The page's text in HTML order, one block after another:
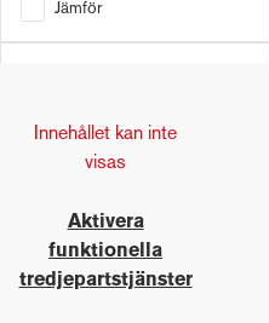
Jämför
Innehållet kan inte
visas
Aktivera
funktionella
tredjepartstjänster